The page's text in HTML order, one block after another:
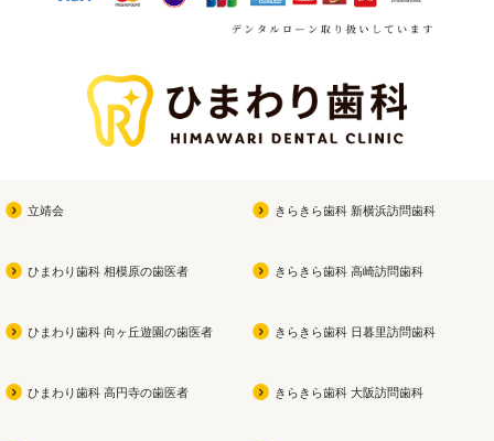
立靖会
ひまわり歯科 相模原の歯医者
ひまわり歯科 向ヶ丘遊園の歯医者
ひまわり歯科 高円寺の歯医者
きらきら歯科 新横浜訪問歯科
きらきら歯科 高崎訪問歯科
きらきら歯科 日暮里訪問歯科
きらきら歯科 大阪訪問歯科